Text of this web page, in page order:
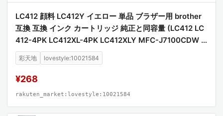
LC412 顔料 LC412Y イエロー 単品 ブラザー用 brother
互換 互換 インク カートリッジ 純正と同容量 (LC412 LC
412-4PK LC412XL-4PK LC412XLY MFC-J7100CDW L
C 412 MFC-J7300CDW MFCJ7100CDW MFCJ7300C
DW)
彩天地 lovestyle:10021584
¥268
rakuten_market:lovestyle:10021584